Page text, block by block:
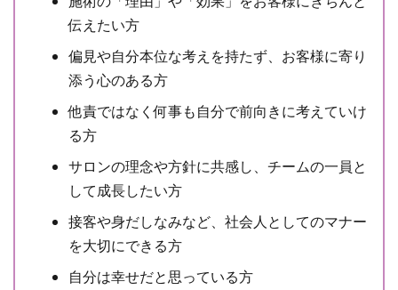
伝えたい方
偏見や自分本位な考えを持たず、お客様に寄り
添う心のある方
他責ではなく何事も自分で前向きに考えていけ
る方
サロンの理念や方針に共感し、チームの一員と
して成長したい方
接客や身だしなみなど、社会人としてのマナー
を大切にできる方
自分は幸せだと思っている方